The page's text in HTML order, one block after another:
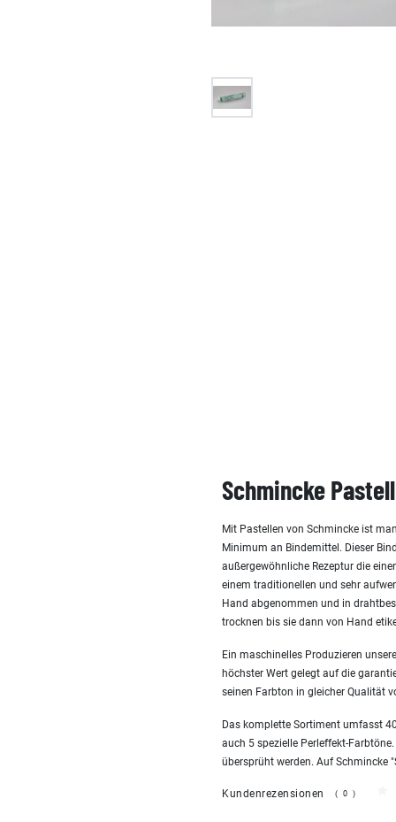
Schmincke Pastell
Mit Pastellen von Schmincke ist
Minimum an Bindemittel. Dieser
außergewöhnliche Rezeptur die
einem traditionellen und sehr
Hand abgenommen und in
trocknen bis sie dann von Hand
Ein maschinelles Produzieren
höchster Wert gelegt auf die
seinen Farbton in gleicher Qualität
Das komplette Sortiment umfasst
auch 5 spezielle Perleffekt-
übersprüht werden. Auf Schmincke
Kundenrezensionen (0)